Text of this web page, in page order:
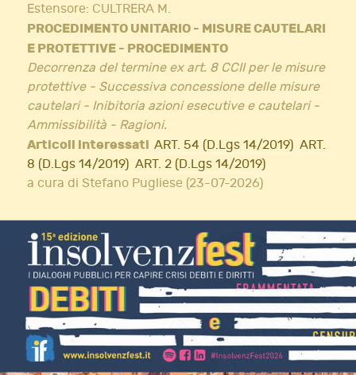
Estensore: CULTRERA M.
PROCEDIMENTO UNITARIO - MISURE CAUTELARI
E PROTETTIVE - PROCEDIMENTO
Decorrenza del termine ex art. 8 CCII per le misure
protettive - Successiva concessione delle misure
cautelari - Inibitoria azioni esecutive e cautelari -
Ammissibilità - Ragioni.
Articoli interessati ART. 54 (D.Lgs 14/2019) ART.
8 (D.Lgs 14/2019) ART. 2 (D.Lgs 14/2019)
a cura di Stefano Pugliese (23-07-2026)